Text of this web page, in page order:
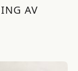
AV